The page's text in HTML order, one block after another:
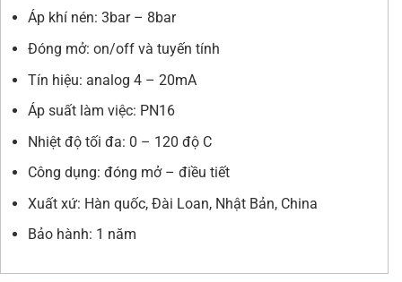
Áp khí nén: 3bar – 8bar
Đóng mở: on/off và tuyến tính
Tín hiệu: analog 4 – 20mA
Áp suất làm việc: PN16
Nhiệt độ tối đa: 0 – 120 độ C
Công dụng: đóng mở – điều tiết
Xuất xứ: Hàn quốc, Đài Loan, Nhật Bản, China
Bảo hành: 1 năm